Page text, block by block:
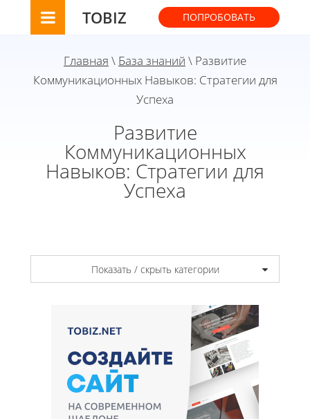
TOBIZ ПОПРОБОВАТЬ
Главная \ База знаний \ Развитие
Коммуникационных Навыков: Стратегии для
Успеха
Развитие
Коммуникационных
Навыков: Стратегии для
Успеха
Показать / скрыть категории